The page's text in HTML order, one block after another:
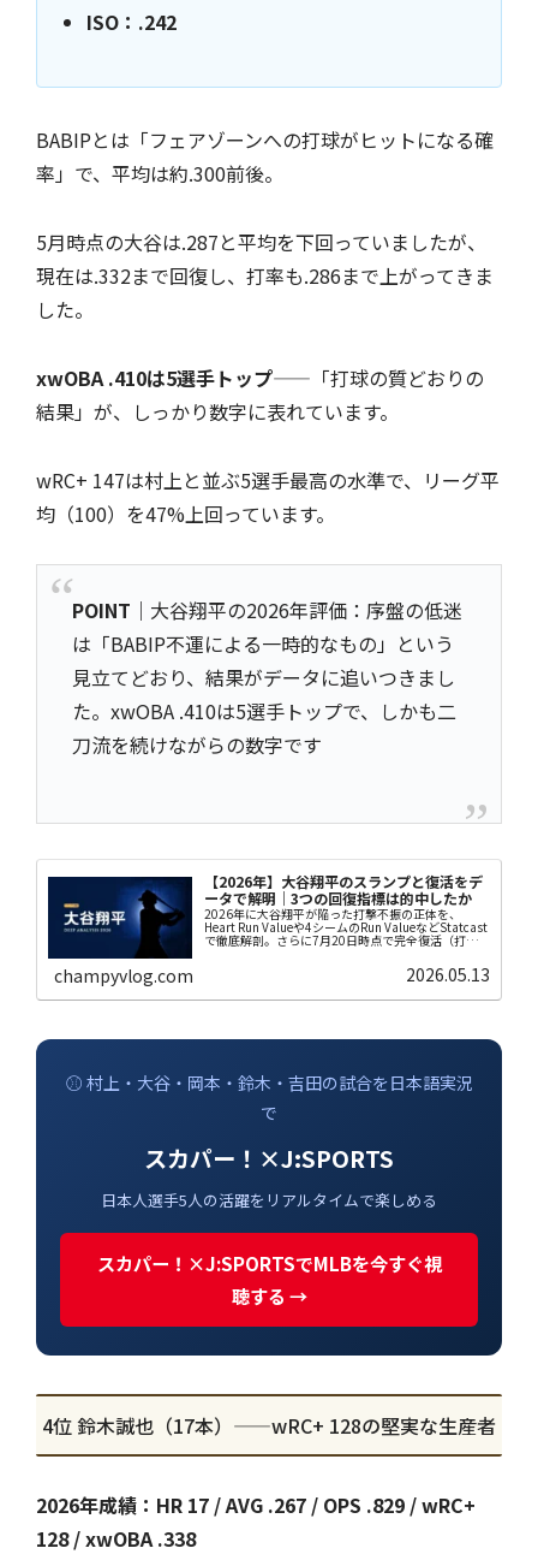
ISO：.242
BABIPとは「フェアゾーンへの打球がヒットになる確
率」で、平均は約.300前後。
5月時点の大谷は.287と平均を下回っていましたが、
現在は.332まで回復し、打率も.286まで上がってきま
した。
xwOBA .410は5選手トップ——「打球の質どおりの
結果」が、しっかり数字に表れています。
wRC+ 147は村上と並ぶ5選手最高の水準で、リーグ平
均（100）を47%上回っています。
POINT ｜大谷翔平の2026年評価：序盤の低迷
は「BABIP不運による一時的なもの」という
見立てどおり、結果がデータに追いつきまし
た。xwOBA .410は5選手トップで、しかも二
刀流を続けながらの数字です
【2026年】大谷翔平のスランプと復活をデ
ータで解明｜3つの回復指標は的中したか
2026年に大谷翔平が陥った打撃不振の正体を、
Heart Run Valueや4シームのRun ValueなどStatcast
で徹底解剖。さらに7月20日時点で完全復活（打
合わせ、当時挙げた3つの回復指標が的中したのかを
champyvlog.com 2026.05.13
⚾ 村上・大谷・岡本・鈴木・吉田の試合を日本語実況
で
スカパー！×J:SPORTS
日本人選手5人の活躍をリアルタイムで楽しめる
スカパー！×J:SPORTSでMLBを今すぐ視
聴する →
4位 鈴木誠也（17本）——wRC+ 128の堅実な生産者
2026年成績：HR 17 / AVG .267 / OPS .829 / wRC+
128 / xwOBA .338